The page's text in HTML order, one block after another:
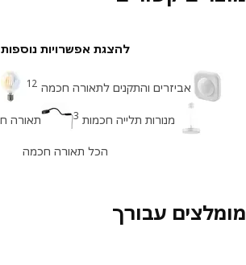
להצגת אפשרויות נוספות
אביזרים והתקנים לתאורה חכמה 12
מנורות תלייה חכמות 3 תאורה
הכל תאורה חכמה
עבורך